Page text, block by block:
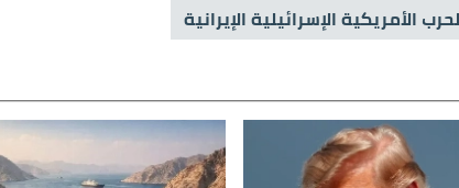
الأمريكية الإسرائيلية الإيرانية